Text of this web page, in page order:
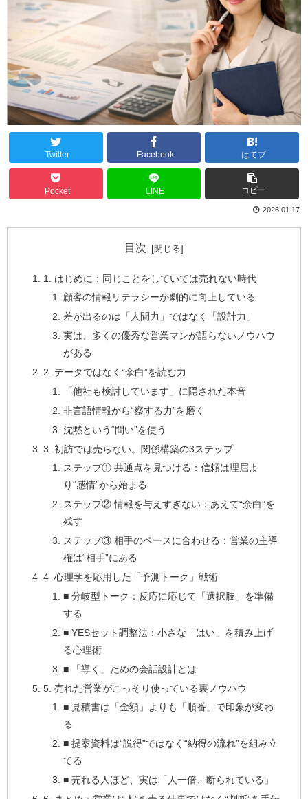
Twitter Facebook はてブ
Pocket LINE コピー
2026.01.17
目次
1. はじめに：同じことをしていては売れない時代
顧客の情報リテラシーが劇的に向上している
差が出るのは「人間力」ではなく「設計力」
実は、多くの優秀な営業マンが語らないノウハウ
がある
2. データではなく“余白”を読む力
「他社も検討しています」に隠された本音
非言語情報から“察する力”を磨く
沈黙という“問い”を使う
3. 初訪では売らない。関係構築の3ステップ
ステップ① 共通点を見つける：信頼は理屈よ
り“感情”から始まる
ステップ② 情報を与えすぎない：あえて“余白”を
残す
ステップ③ 相手のペースに合わせる：営業の主導
権は“相手”にある
4. 心理学を応用した「予測トーク」戦術
■ 分岐型トーク：反応に応じて「選択肢」を準備
する
■ YESセット調整法：小さな「はい」を積み上げ
る心理術
■ 「導く」ための会話設計とは
5. 売れた営業がこっそり使っている裏ノウハウ
■ 見積書は「金額」よりも「順番」で印象が変わ
る
■ 提案資料は“説得”ではなく“納得の流れ”を組み立
てる
■ 売れる人ほど、実は「人一倍、断られている」